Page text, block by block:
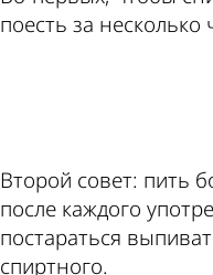
поесть за
Второй совет: пить
после каждого
постараться
спиртного.